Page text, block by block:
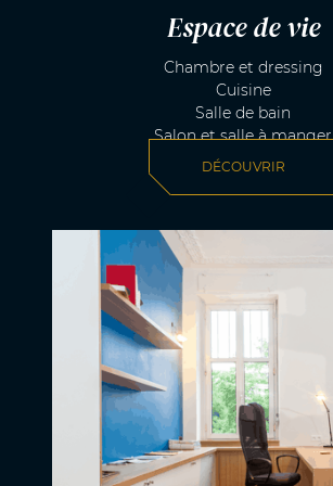
Espace de vie
Chambre et dressing
Cuisine
Salle de bain
Salon et salle à manger
DÉCOUVRIR